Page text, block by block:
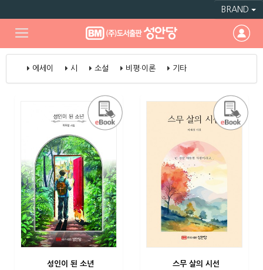
BRAND
에세이 시 소설 비평·이론 기타
성인이 된 소년 스무 살의 시선